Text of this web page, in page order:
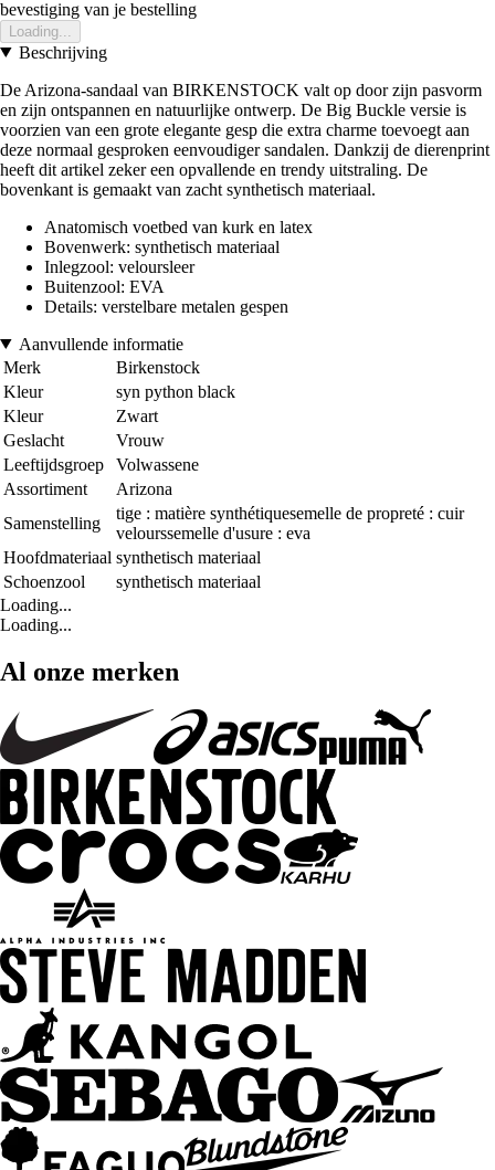
bevestiging van je bestelling
Loading...
Beschrijving
De Arizona-sandaal van BIRKENSTOCK valt op door zijn pasvorm
en zijn ontspannen en natuurlijke ontwerp. De Big Buckle versie is
voorzien van een grote elegante gesp die extra charme toevoegt aan
deze normaal gesproken eenvoudiger sandalen. Dankzij de dierenprint
heeft dit artikel zeker een opvallende en trendy uitstraling. De
bovenkant is gemaakt van zacht synthetisch materiaal.
Anatomisch voetbed van kurk en latex
Bovenwerk: synthetisch materiaal
Inlegzool: veloursleer
Buitenzool: EVA
Details: verstelbare metalen gespen
Aanvullende informatie
Merk
Birkenstock
Kleur
syn python black
Kleur
Zwart
Geslacht
Vrouw
Leeftijdsgroep
Volwassene
Assortiment
Arizona
Samenstelling
tige : matière synthétiquesemelle de propreté : cuir
velourssemelle d'usure : eva
Hoofdmateriaal synthetisch materiaal
Schoenzool
synthetisch materiaal
Loading...
Loading...
Al onze merken